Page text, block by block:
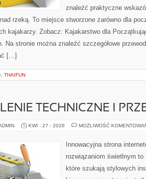
znaleźć praktyczne
rzeką. To miejsce stworzone zarówno dla
kajakarzy. Zobacz: Kajakarstwo dla
Na stronie można znaleźć szczegółowe
[…]
THAIFUN
TECHNICZNE I
KWI - 27 - 2026 MOŻLIWOŚĆ
Innowacyjna strona
rozwiązaniom świetlnym
które szukają stylowych